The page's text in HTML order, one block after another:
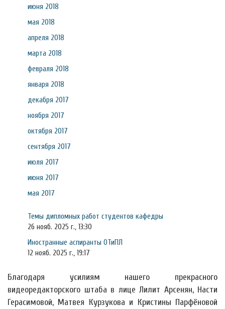
июня 2018
мая 2018
апреля 2018
марта 2018
февраля 2018
января 2018
декабря 2017
ноября 2017
октября 2017
сентября 2017
июля 2017
июня 2017
мая 2017
Темы дипломных работ студентов кафедры
26 нояб. 2025 г., 13:30
Иностранные аспиранты ОТиПЛ
12 нояб. 2025 г., 19:17
Благодаря усилиям нашего прекрасного
видеоредакторского штаба в лице Лилит Арсенян, Насти
Герасимовой, Матвея Курзукова и Кристины Парфёновой